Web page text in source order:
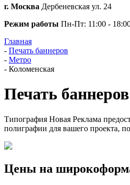
г. Москва Дербеневская ул. 24
Режим работы Пн-Пт: 11:00 -
Главная
- Печать баннеров
- Метро
- Коломенская
Печать
Типография Новая Реклама
полиграфии для вашего проекта,
Цены на